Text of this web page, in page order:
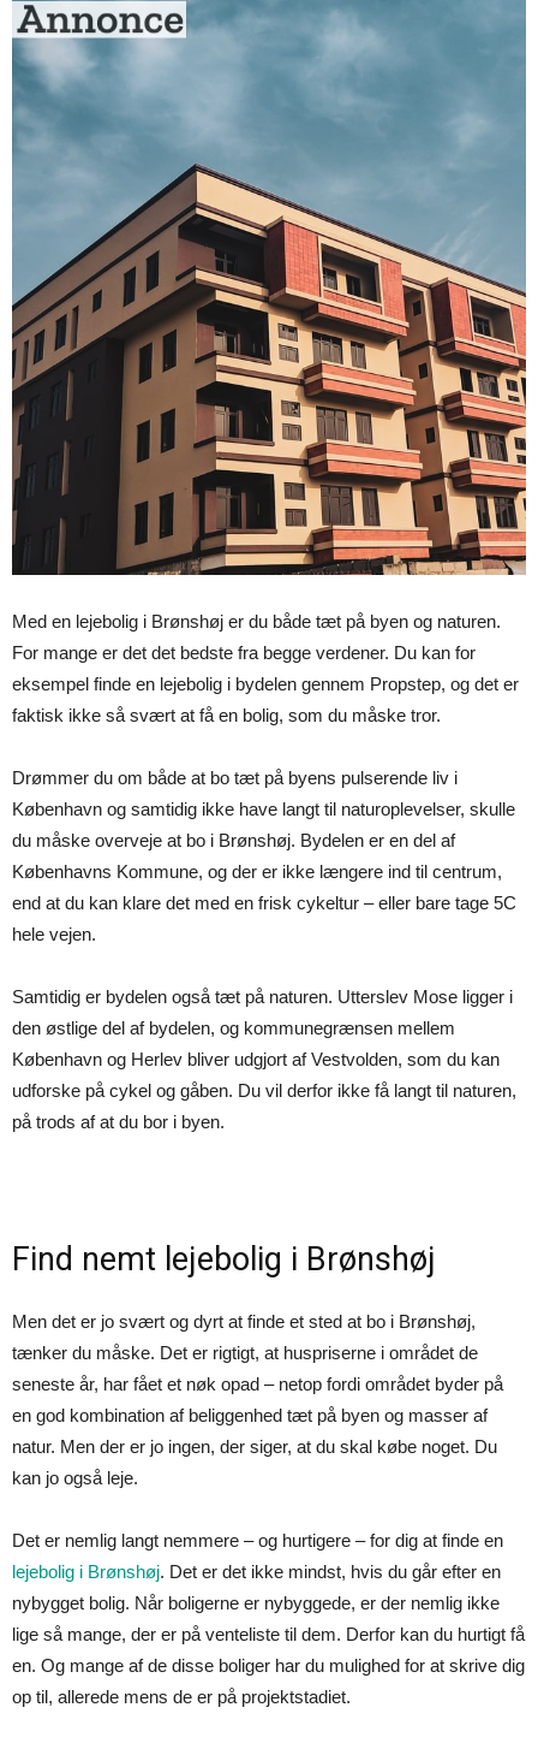
Med en lejebolig i Brønshøj er du både tæt på byen og naturen.
For mange er det det bedste fra begge verdener. Du kan for
eksempel finde en lejebolig i bydelen gennem Propstep, og det er
faktisk ikke så svært at få en bolig, som du måske tror.
Drømmer du om både at bo tæt på byens pulserende liv i
København og samtidig ikke have langt til naturoplevelser, skulle
du måske overveje at bo i Brønshøj. Bydelen er en del af
Københavns Kommune, og der er ikke længere ind til centrum,
end at du kan klare det med en frisk cykeltur – eller bare tage 5C
hele vejen.
Samtidig er bydelen også tæt på naturen. Utterslev Mose ligger i
den østlige del af bydelen, og kommunegrænsen mellem
København og Herlev bliver udgjort af Vestvolden, som du kan
udforske på cykel og gåben. Du vil derfor ikke få langt til naturen,
på trods af at du bor i byen.
Find nemt lejebolig i Brønshøj
Men det er jo svært og dyrt at finde et sted at bo i Brønshøj,
tænker du måske. Det er rigtigt, at huspriserne i området de
seneste år, har fået et nøk opad – netop fordi området byder på
en god kombination af beliggenhed tæt på byen og masser af
natur. Men der er jo ingen, der siger, at du skal købe noget. Du
kan jo også leje.
Det er nemlig langt nemmere – og hurtigere – for dig at finde en
lejebolig i Brønshøj. Det er det ikke mindst, hvis du går efter en
nybygget bolig. Når boligerne er nybyggede, er der nemlig ikke
lige så mange, der er på venteliste til dem. Derfor kan du hurtigt få
en. Og mange af de disse boliger har du mulighed for at skrive dig
op til, allerede mens de er på projektstadiet.